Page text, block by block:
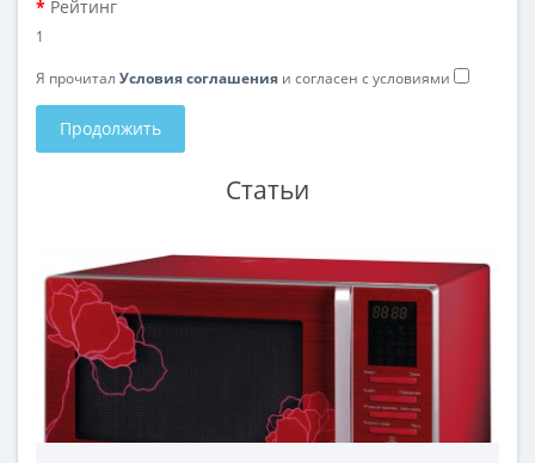
Рейтинг
1
Я прочитал Условия соглашения и согласен с условиями
Продолжить
Статьи